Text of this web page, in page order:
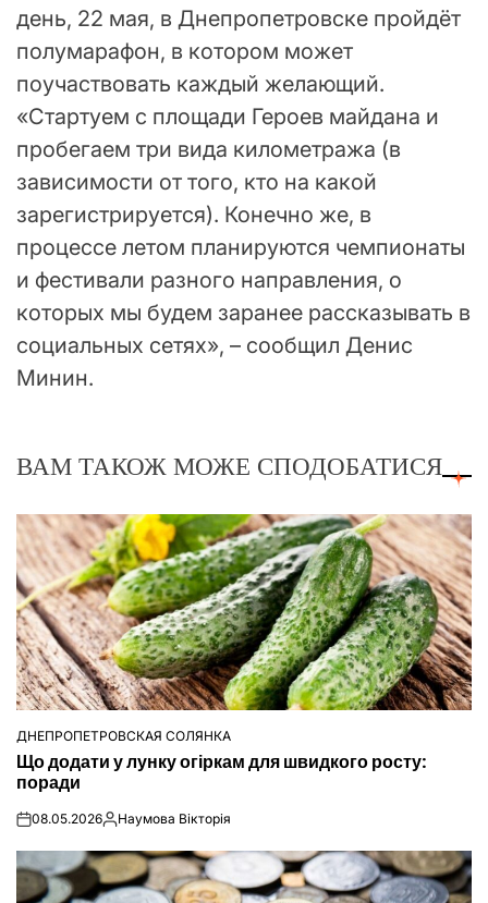
день, 22 мая, в Днепропетровске пройдёт
полумарафон, в котором может
поучаствовать каждый желающий.
«Стартуем с площади Героев майдана и
пробегаем три вида километража (в
зависимости от того, кто на какой
зарегистрируется). Конечно же, в
процессе летом планируются чемпионаты
и фестивали разного направления, о
которых мы будем заранее рассказывать в
социальных сетях», – сообщил Денис
Минин.
ВАМ ТАКОЖ МОЖЕ СПОДОБАТИСЯ
ОПУБЛІКУВАТИ
У
ДНЕПРОПЕТРОВСКАЯ СОЛЯНКА
Що додати у лунку огіркам для швидкого росту:
поради
on08.05.2026Опубліковано
Наумова Вікторія